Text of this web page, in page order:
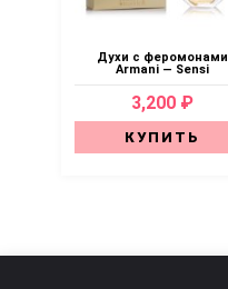
Духи с феромонами
Armani — Sensi
3,200 ₽
КУПИТЬ